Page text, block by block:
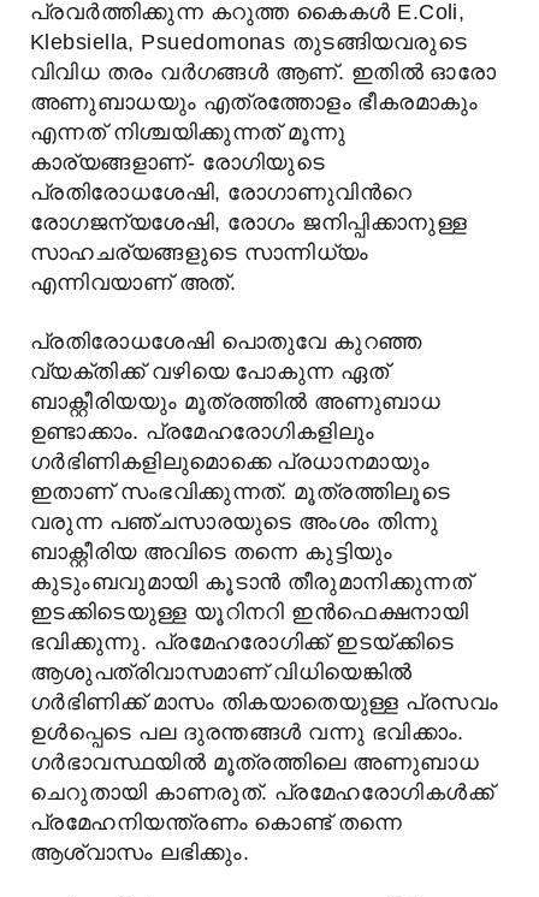
പ്രവര്‍ത്തിക്കുന്ന കറുത്ത കൈകള്‍ E.Coli,
Klebsiella, Psuedomonas തുടങ്ങിയവരുടെ
വിവിധ തരം വര്‍ഗങ്ങള്‍ ആണ്. ഇതില്‍ ഓരോ
അണുബാധയും എത്രത്തോളം ഭീകരമാകും
എന്നത് നിശ്ചയിക്കുന്നത് മൂന്നു
കാര്യങ്ങളാണ്- രോഗിയുടെ
പ്രതിരോധശേഷി, രോഗാണുവിന്‍റെ
രോഗജന്യശേഷി, രോഗം ജനിപ്പിക്കാനുള്ള
സാഹചര്യങ്ങളുടെ സാന്നിധ്യം
എന്നിവയാണ് അത്.
പ്രതിരോധശേഷി പൊതുവേ കുറഞ്ഞ
വ്യക്തിക്ക് വഴിയെ പോകുന്ന ഏത്
ബാക്റ്റീരിയയും മൂത്രത്തില്‍ അണുബാധ
ഉണ്ടാക്കാം. പ്രമേഹരോഗികളിലും
ഗര്‍ഭിണികളിലുമൊക്കെ പ്രധാനമായും
ഇതാണ് സംഭവിക്കുന്നത്‌. മൂത്രത്തിലൂടെ
വരുന്ന പഞ്ചസാരയുടെ അംശം തിന്നു
ബാക്റ്റീരിയ അവിടെ തന്നെ കുട്ടിയും
കുടുംബവുമായി കൂടാന്‍ തീരുമാനിക്കുന്നത്‌
ഇടക്കിടെയുള്ള യൂറിനറി ഇന്‍ഫെക്ഷനായി
ഭവിക്കുന്നു. പ്രമേഹരോഗിക്ക് ഇടയ്ക്കിടെ
ആശുപത്രിവാസമാണ് വിധിയെങ്കില്‍
ഗര്‍ഭിണിക്ക്‌ മാസം തികയാതെയുള്ള പ്രസവം
ഉള്‍പ്പെടെ പല ദുരന്തങ്ങള്‍ വന്നു ഭവിക്കാം.
ഗര്‍ഭാവസ്ഥയില്‍ മൂത്രത്തിലെ അണുബാധ
ചെറുതായി കാണരുത്. പ്രമേഹരോഗികള്‍ക്ക്
പ്രമേഹനിയന്ത്രണം കൊണ്ട് തന്നെ
ആശ്വാസം ലഭിക്കും.